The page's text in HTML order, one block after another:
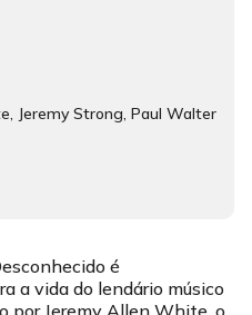
Jeremy Strong, Paul Walter
é
a vida do lendário músico
por Jeremy Allen White, o